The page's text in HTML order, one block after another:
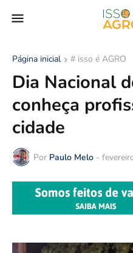
Página inicial # isso é AGRO
Dia Nacional
conheça
cidade
Por Paulo Melo -